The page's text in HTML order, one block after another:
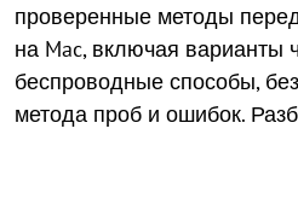
проверенные методы
на Mac, включая варианты
беспроводные способы,
метода проб и ошибок.